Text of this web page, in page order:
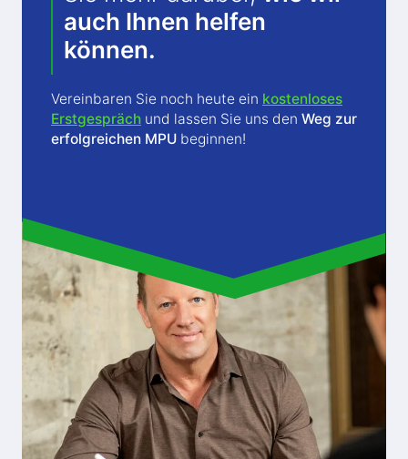
auch Ihnen helfen
können.
Vereinbaren Sie noch heute ein kostenloses
Erstgespräch und lassen Sie uns den Weg zur
erfolgreichen MPU beginnen!